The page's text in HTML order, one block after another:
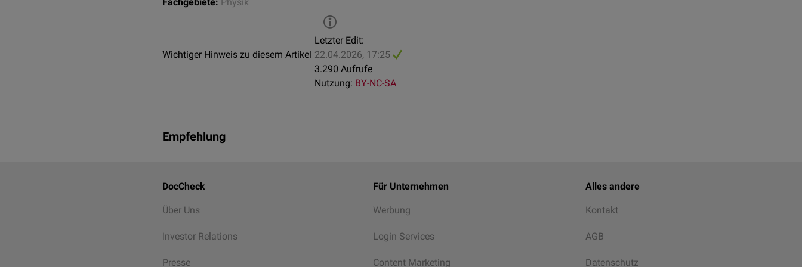
Wichtiger Hinweis zu diesem Artikel
Letzter Edit:
22.04.2026, 17:25
3.290 Aufrufe
Nutzung: BY-NC-SA
Empfehlung
DocCheck
Über Uns
Investor Relations
Presse
Für Unternehmen
Werbung
Login Services
Content Marketing
Alles andere
Kontakt
AGB
Datenschutz